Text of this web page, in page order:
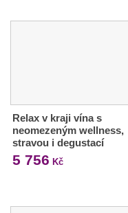
Relax v kraji vína s
neomezeným wellness,
stravou i degustací
5 756 Kč